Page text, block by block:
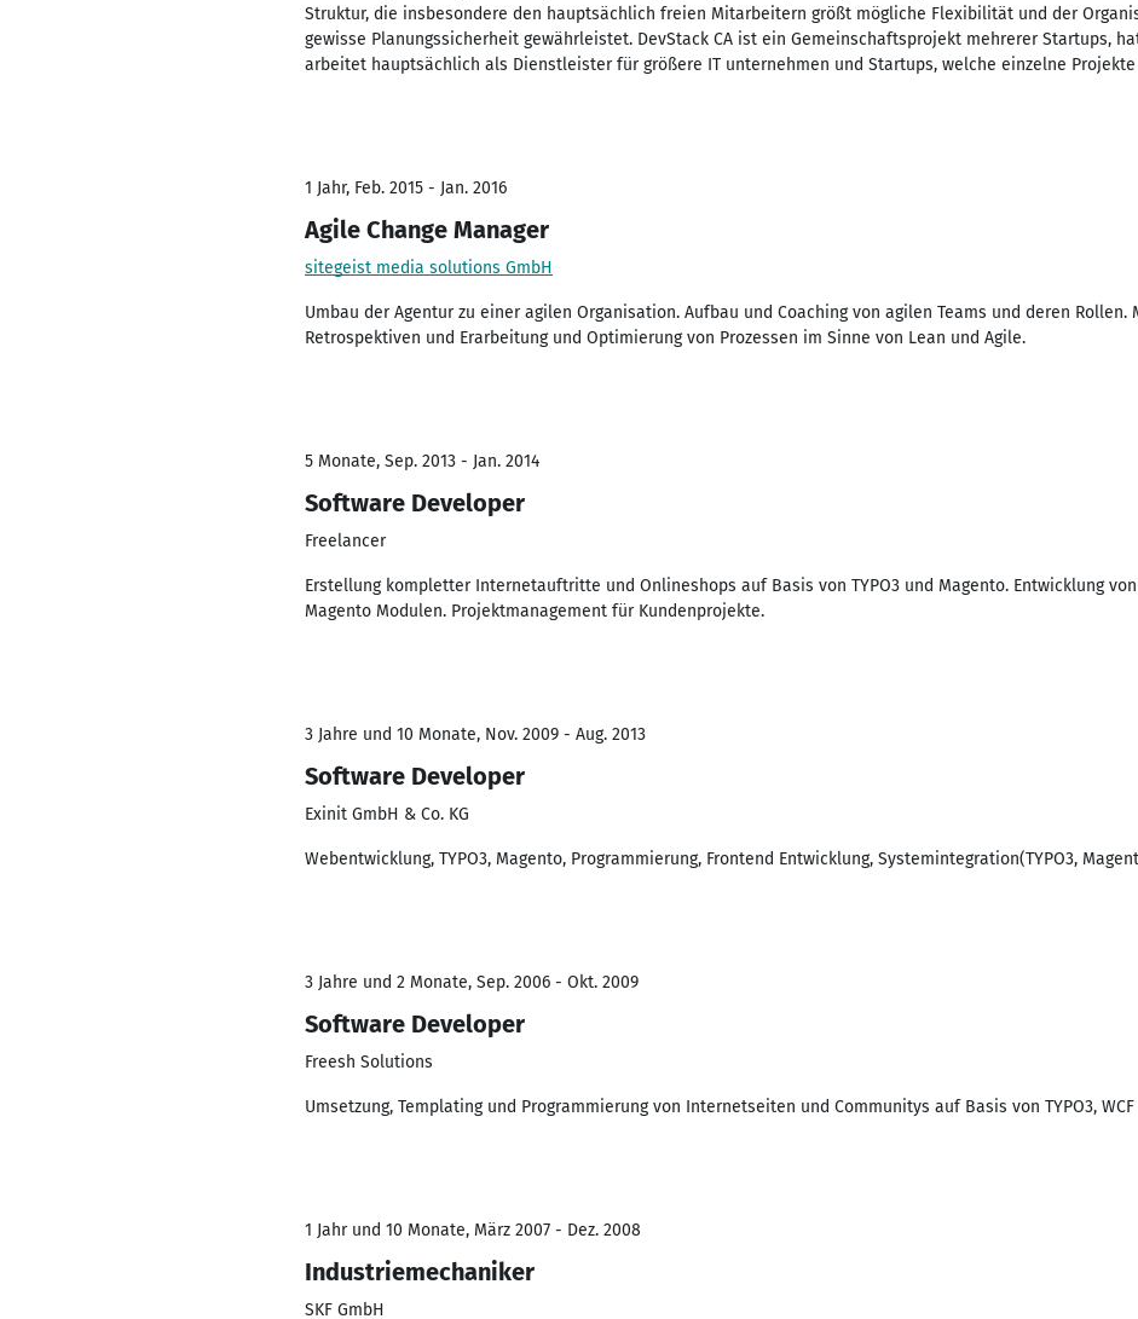
Struktur, die insbesondere den hauptsächlich freien Mitarbeitern größt mögliche Flexibilität und der
gewisse Planungssicherheit gewährleistet. DevStack CA ist ein Gemeinschaftsprojekt mehrerer Startups,
arbeitet hauptsächlich als Dienstleister für größere IT unternehmen und Startups, welche einzelne
1 Jahr, Feb. 2015 - Jan. 2016
Agile Change Manager
sitegeist media solutions GmbH
Umbau der Agentur zu einer agilen Organisation. Aufbau und Coaching von agilen Teams und deren Rollen.
Retrospektiven und Erarbeitung und Optimierung von Prozessen im Sinne von Lean und Agile.
5 Monate, Sep. 2013 - Jan. 2014
Software Developer
Freelancer
Erstellung kompletter Internetauftritte und Onlineshops auf Basis von TYPO3 und Magento. Entwicklung von
Magento Modulen. Projektmanagement für Kundenprojekte.
3 Jahre und 10 Monate, Nov. 2009 - Aug. 2013
Software Developer
Exinit GmbH & Co. KG
Webentwicklung, TYPO3, Magento, Programmierung, Frontend Entwicklung, Systemintegration(TYPO3,
3 Jahre und 2 Monate, Sep. 2006 - Okt. 2009
Software Developer
Freesh Solutions
Umsetzung, Templating und Programmierung von Internetseiten und Communitys auf Basis von TYPO3,
1 Jahr und 10 Monate, März 2007 - Dez. 2008
Industriemechaniker
SKF GmbH